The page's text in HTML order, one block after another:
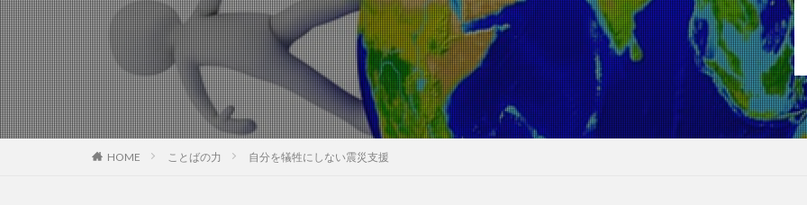
HOME ことばの力 自分を犠牲にしない震災支援